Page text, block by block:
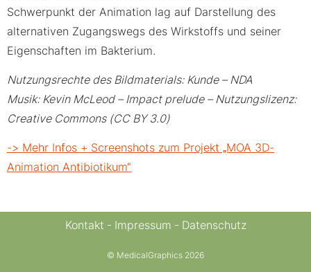
Schwerpunkt der Animation lag auf Darstellung des
alternativen Zugangswegs des Wirkstoffs und seiner
Eigenschaften im Bakterium.
Nutzungsrechte des Bildmaterials: Kunde – NDA
Musik: Kevin McLeod – Impact prelude – Nutzungslizenz:
Creative Commons (CC BY 3.0)
-> Mehr Infos + Screenshots zum Projekt „MOA 3D-
Animation Antibiotikum“
Kontakt Impressum Datenschutz
© MedicalGraphics 2026